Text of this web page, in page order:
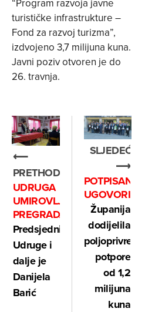
turističke infrastrukture –
Fond za razvoj turizma”,
izdvojeno 3,7 milijuna kuna.
Javni poziv otvoren je do
26. travnja.
⟵
PRETHODNO
UDRUGA
UMIROVLJENIKA
PREGRADA
Predsjednica
Udruge i
dalje je
Danijela
Barić
SLJEDEĆE
⟶
POTPISANI
UGOVORI
Županija
dodijelila
poljoprivredne
potpore
od 1,2
milijuna
kuna